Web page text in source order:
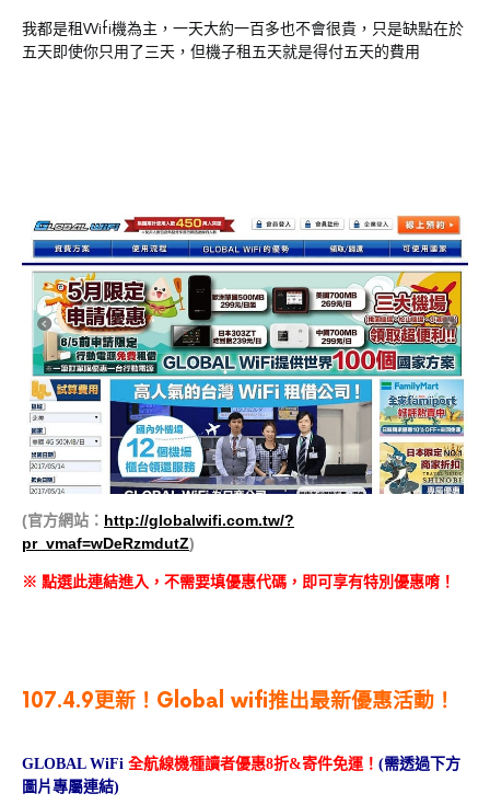
我都是租Wifi機為主，一天大約一百多也不會很貴，只是缺點在於
五天即使你只用了三天，但機子租五天就是得付五天的費用
(官方網站： http://globalwifi.com.tw/?
pr_vmaf=wDeRzmdutZ)
※ 點選此連結進入，不需要填優惠代碼，即可享有特別優惠唷！
107.4.9更新！Global wifi推出最新優惠活動！
GLOBAL WiFi 全航線機種讀者優惠8折&寄件免運！ (需透過下方
圖片專屬連結)